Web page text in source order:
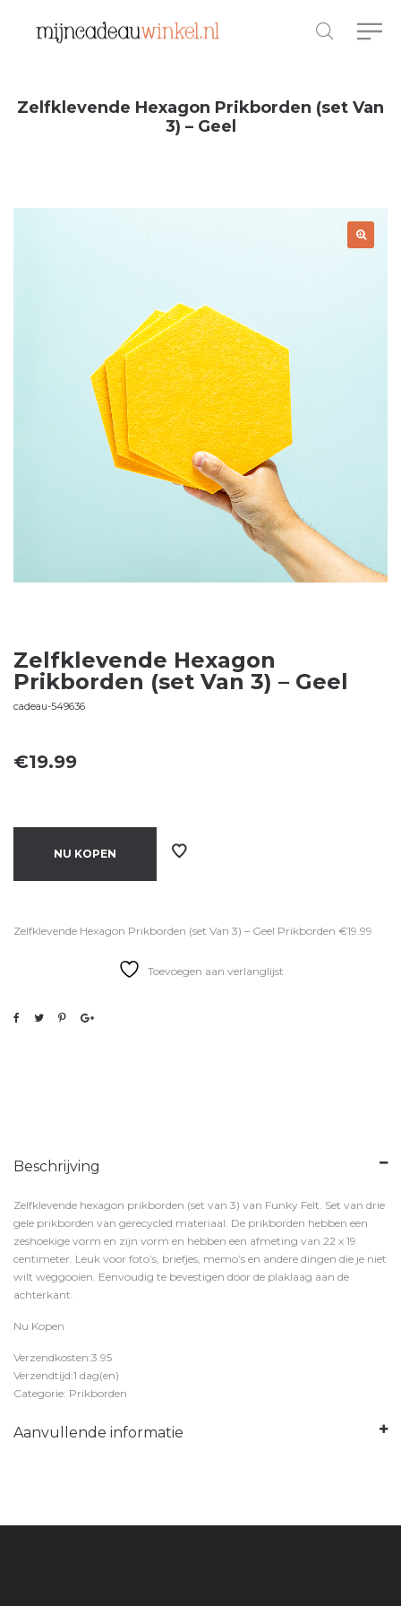
Zelfklevende Hexagon Prikborden (set Van
3) – Geel
Zelfklevende Hexagon
Prikborden (set Van 3) – Geel
cadeau-549636
€19.99
NU KOPEN
Zelfklevende Hexagon Prikborden (set Van 3) – Geel Prikborden €19.99
Toevoegen aan verlanglijst
Beschrijving
Zelfklevende hexagon prikborden (set van 3) van Funky Felt. Set van drie
gele prikborden van gerecycled materiaal. De prikborden hebben een
zeshoekige vorm en zijn vorm en hebben een afmeting van 22 x 19
centimeter. Leuk voor foto’s, briefjes, memo’s en andere dingen die je niet
wilt weggooien. Eenvoudig te bevestigen door de plaklaag aan de
achterkant.
Nu Kopen
Verzendkosten:3.95
Verzendtijd:1 dag(en)
Categorie: Prikborden
Aanvullende informatie